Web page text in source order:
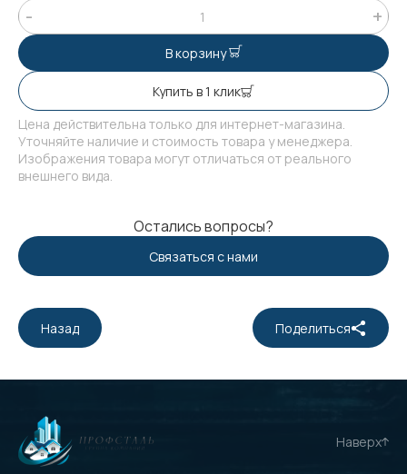
В корзину
Купить в 1 клик
Цена действительна только для интернет-магазина.
Уточняйте наличие и стоимость товара у менеджера.
Изображения товара могут отличаться от реального
внешнего вида.
Остались вопросы?
Связаться с нами
Назад Поделиться
Наверх